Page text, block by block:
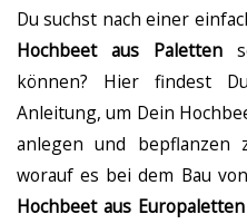
Du suchst nach einer
Hochbeet aus Paletten
können? Hier findest
Anleitung, um Dein
anlegen und
worauf es bei dem Bau von
Hochbeet aus Europaletten